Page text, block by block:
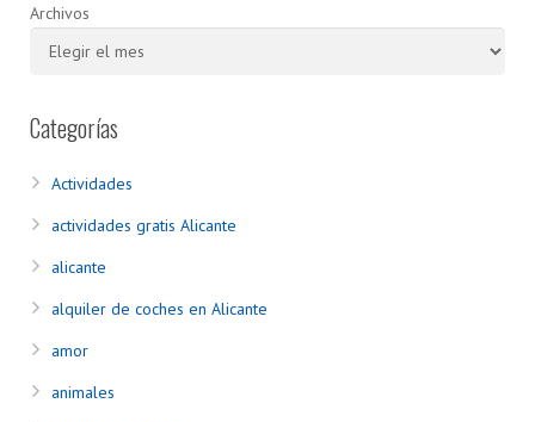
Archivos
Categorías
Actividades
actividades gratis Alicante
alicante
alquiler de coches en Alicante
amor
animales